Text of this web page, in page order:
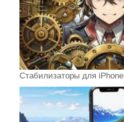
Стабилизаторы для iPhone